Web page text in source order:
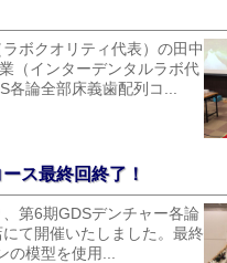
ボクオリティ代表）の田中
（インターデンタルラボ代
論全部床義歯配列コ...
ス最終回終了！
第6期GDSデンチャー各論
て開催いたしました。最終
模型を使用...